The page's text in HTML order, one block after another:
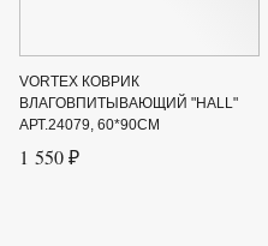
VORTEX КОВРИК
ВЛАГОВПИТЫВАЮЩИЙ "HALL"
АРТ.24079, 60*90СМ
1 550 ₽